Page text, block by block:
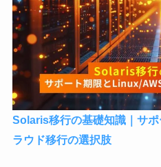
Solaris移行の基礎知識｜サ
ラウド移行の選択肢